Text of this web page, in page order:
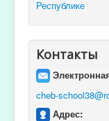
Республике
Контакты
cheb-
Адрес: